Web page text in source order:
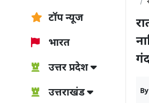
टॉप न्यूज
भारत
उत्तर प्रदेश
उत्तराखंड
By